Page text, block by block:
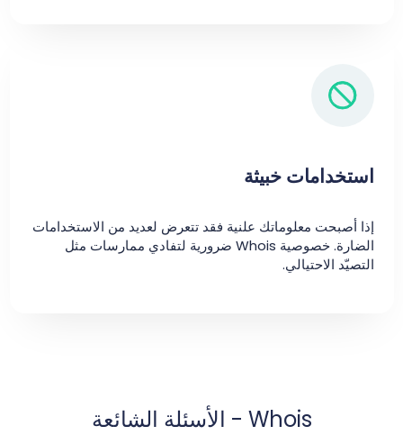
استخدامات خبيثة
إذا أصبحت معلوماتك علنية فقد تتعرض لعديد من الاستخدامات
الضارة. خصوصية Whois ضرورية لتفادي ممارسات مثل
التصيّد الاحتيالي.
Whois - الأسئلة الشائعة